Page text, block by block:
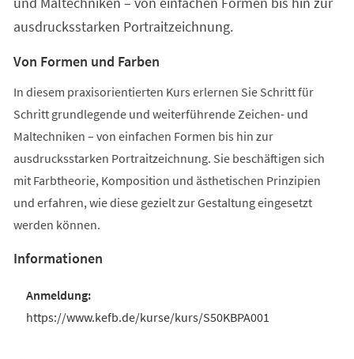
ausdrucksstarken Portraitzeichnung.
Von Formen und Farben
In diesem praxisorientierten Kurs erlernen Sie Schritt für
Schritt grundlegende und weiterführende Zeichen- und
Maltechniken – von einfachen Formen bis hin zur
ausdrucksstarken Portraitzeichnung. Sie beschäftigen sich
mit Farbtheorie, Komposition und ästhetischen Prinzipien
und erfahren, wie diese gezielt zur Gestaltung eingesetzt
werden können.
Informationen
https://www.kefb.de/kurse/kurs/S50KBPA001